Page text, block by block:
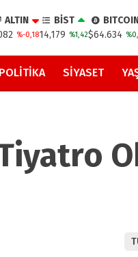
ALTIN
%-0,18
BİST
14,179 %1,42$64.634
POLITIKA SIYASET